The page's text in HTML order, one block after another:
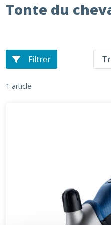
Tonte du
Filtrer
1 article